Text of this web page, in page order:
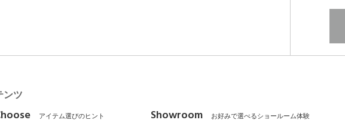
ンツ
アイテム選びのヒント Showroom お好みで選べるショールーム体験